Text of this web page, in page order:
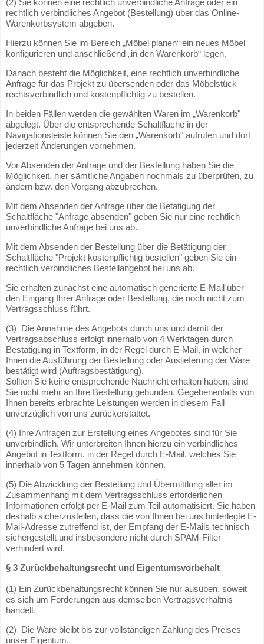
(2) Sie können eine rechtlich unverbindliche Anfrage oder ein
rechtlich verbindliches Angebot (Bestellung) über das Online-
Warenkorbsystem abgeben.
Hierzu können Sie im Bereich „Möbel planen“ ein neues Möbel
konfigurieren und anschließend „in den Warenkorb“ legen.
Danach besteht die Möglichkeit, eine rechtlich unverbindliche
Anfrage für das Projekt zu übersenden oder das Möbelstück
rechtsverbindlich und kostenpflichtig zu bestellen.
In beiden Fällen werden die gewählten Waren im „Warenkorb"
abgelegt. Über die entsprechende Schaltfläche in der
Navigationsleiste können Sie den „Warenkorb" aufrufen und dort
jederzeit Änderungen vornehmen.
Vor Absenden der Anfrage und der Bestellung haben Sie die
Möglichkeit, hier sämtliche Angaben nochmals zu überprüfen, zu
ändern bzw. den Vorgang abzubrechen.
Mit dem Absenden der Anfrage über die Betätigung der
Schaltfläche "Anfrage absenden" geben Sie nur eine rechtlich
unverbindliche Anfrage bei uns ab.
Mit dem Absenden der Bestellung über die Betätigung der
Schaltfläche "Projekt kostenpflichtig bestellen" geben Sie ein
rechtlich verbindliches Bestellangebot bei uns ab.
Sie erhalten zunächst eine automatisch generierte E-Mail über
den Eingang Ihrer Anfrage oder Bestellung, die noch nicht zum
Vertragsschluss führt.
(3) Die Annahme des Angebots durch uns und damit der
Vertragsabschluss erfolgt innerhalb von 4 Werktagen durch
Bestätigung in Textform, in der Regel durch E-Mail, in welcher
Ihnen die Ausführung der Bestellung oder Auslieferung der Ware
bestätigt wird (Auftragsbestätigung).
Sollten Sie keine entsprechende Nachricht erhalten haben, sind
Sie nicht mehr an Ihre Bestellung gebunden. Gegebenenfalls von
Ihnen bereits erbrachte Leistungen werden in diesem Fall
unverzüglich von uns zurückerstattet.
(4) Ihre Anfragen zur Erstellung eines Angebotes sind für Sie
unverbindlich. Wir unterbreiten Ihnen hierzu ein verbindliches
Angebot in Textform, in der Regel durch E-Mail, welches Sie
innerhalb von 5 Tagen annehmen können.
(5) Die Abwicklung der Bestellung und Übermittlung aller im
Zusammenhang mit dem Vertragsschluss erforderlichen
Informationen erfolgt per E-Mail zum Teil automatisiert. Sie haben
deshalb sicherzustellen, dass die von Ihnen bei uns hinterlegte E-
Mail-Adresse zutreffend ist, der Empfang der E-Mails technisch
sichergestellt und insbesondere nicht durch SPAM-Filter
verhindert wird.
§ 3 Zurückbehaltungsrecht und Eigentumsvorbehalt
(1) Ein Zurückbehaltungsrecht können Sie nur ausüben, soweit
es sich um Forderungen aus demselben Vertragsverhältnis
handelt.
(2) Die Ware bleibt bis zur vollständigen Zahlung des Preises
unser Eigentum.